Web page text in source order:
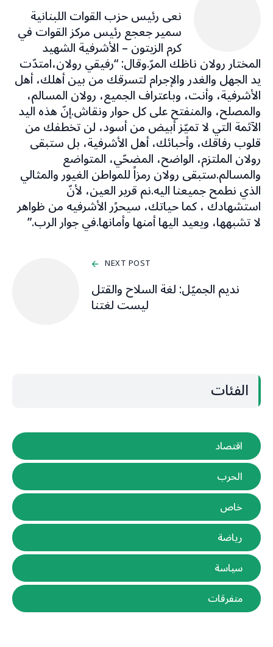
نعى رئيس حزب القوات اللبنانية
سمير جعجع رئيس مركز القوات في
كرم الزيتون – الأشرفية الشهيد
المختار رولان ناظك المرّ.وقال: “رفيقي رولان،امتدّت
يد الجهل والغدر والإجرام لتسرقك من بين أهلك، أهل
الأشرفية، وأنت، وباعتراف الجميع، رولان المسالم،
والمصلح، والمنفتح على كل حوار ونقاش.إنّ هذه اليد
الآثمة التي لا تميّز أبيض من أسود، لن تخطفك من
قلوب رفاقك، وأحبائك، أهل الأشرفية، بل ستبقى
رولان الملتزم، الواضح، المضحّي، المتواضع
والمسالم.ستبقى رولان رمزاً للمواطن الغيور والمثالي
الذي نطمح جميعنا اليه.نم قرير العين، لأنّ
استشهادك ، كما حياتك، سيحرًر الأشرفيه من ظواهر
لا تشبهها، ويعيد اليها أمنها وأمانها.في جوار الرب.”
NEXT POST
نديم الجميّل: لغة السلاح والقتل
ليست لغتنا
الفئات
اقتصاد
الحرب
خاص
رياضة
سياسة
متفرقات